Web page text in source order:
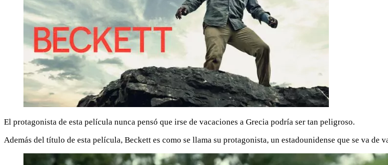
El protagonista de esta película nunca pensó que irse de vacaciones a Grecia podría ser tan peligroso.
Además del título de esta película, Beckett es como se llama su protagonista, un estadounidense que se va de